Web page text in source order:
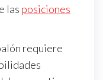
las posiciones
requiere